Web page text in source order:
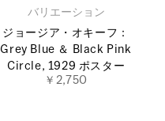
バリエーション
ジョージア・オキーフ：
Grey Blue ＆ Black Pink
Circle, 1929 ポスター
￥2,750